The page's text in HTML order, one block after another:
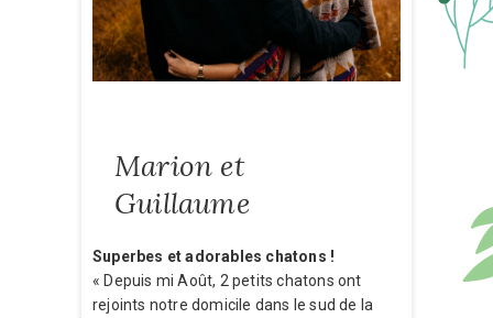
Marion et
Guillaume
Superbes et adorables chatons !
« Depuis mi Août, 2 petits chatons ont
rejoints notre domicile dans le sud de la